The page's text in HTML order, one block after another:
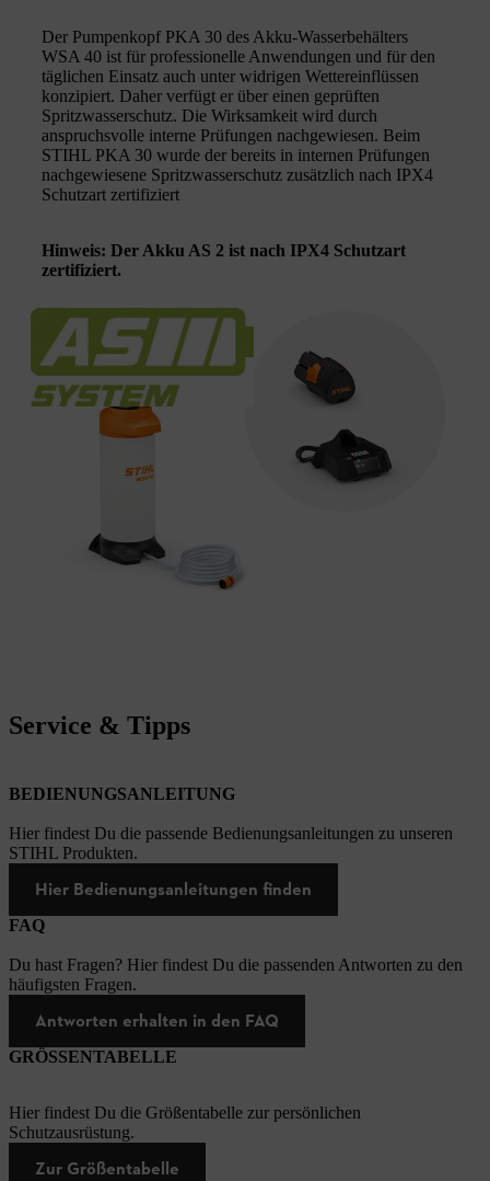
Der Pumpenkopf PKA 30 des Akku-Wasserbehälters
WSA 40 ist für professionelle Anwendungen und für den
täglichen Einsatz auch unter widrigen Wettereinflüssen
konzipiert. Daher verfügt er über einen geprüften
Spritzwasserschutz. Die Wirksamkeit wird durch
anspruchsvolle interne Prüfungen nachgewiesen. Beim
STIHL PKA 30 wurde der bereits in internen Prüfungen
nachgewiesene Spritzwasserschutz zusätzlich nach IPX4
Schutzart zertifiziert
Hinweis: Der Akku AS 2 ist nach IPX4 Schutzart
zertifiziert.
Service & Tipps
BEDIENUNGSANLEITUNG
Hier findest Du die passende Bedienungsanleitungen zu unseren
STIHL Produkten.
Hier Bedienungsanleitungen finden
FAQ
Du hast Fragen? Hier findest Du die passenden Antworten zu den
häufigsten Fragen.
Antworten erhalten in den FAQ
GRÖSSENTABELLE
Hier findest Du die Größentabelle zur persönlichen
Schutzausrüstung.
Zur Größentabelle